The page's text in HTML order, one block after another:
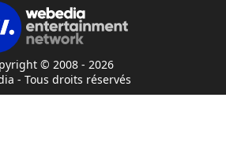
© 2008 - 2026
- Tous droits réservés